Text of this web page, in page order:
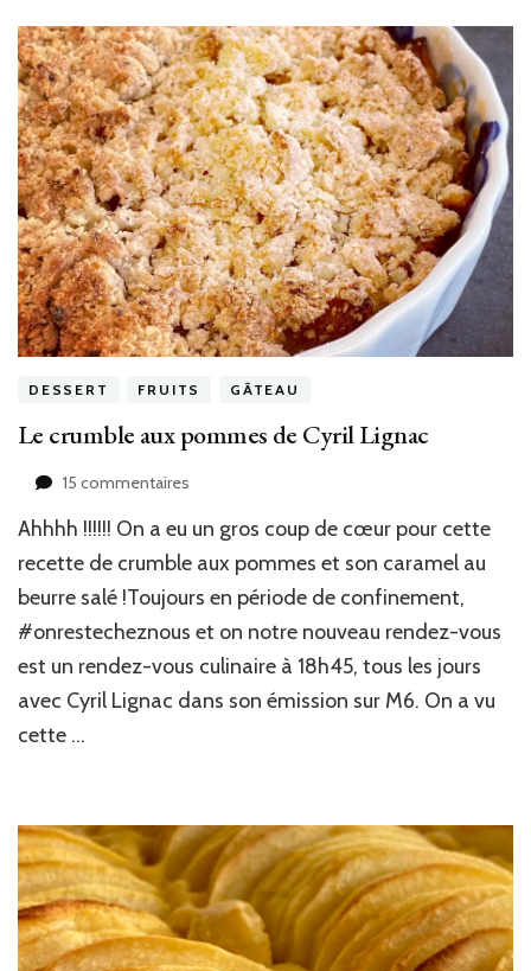
DESSERT FRUITS GÂTEAU
Le crumble aux pommes de Cyril Lignac
15 commentaires
crumble
aux
pommes
de
Cyril
Lignac
Ahhhh !!!!!! On a eu un gros coup de cœur pour cette
recette de crumble aux pommes et son caramel au
beurre salé !Toujours en période de confinement,
#onrestecheznous et on notre nouveau rendez-vous
est un rendez-vous culinaire à 18h45, tous les jours
avec Cyril Lignac dans son émission sur M6. On a vu
cette …